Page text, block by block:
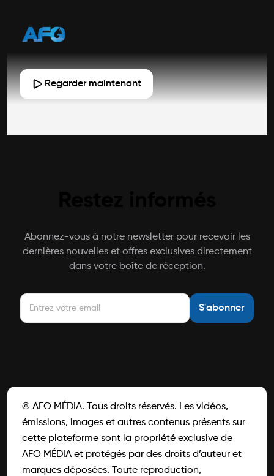
Regarder maintenant
Abonnez-vous à notre newsletter pour recevoir les
dernières nouvelles et offres exclusives directement
dans votre boîte de réception.
S'abonner
© AFO MÉDIA. Tous droits réservés. Les vidéos,
émissions, images et autres contenus présents sur
cette plateforme sont la propriété exclusive de
AFO MÉDIA et protégés par des droits d’auteur et
marques déposées. Toute reproduction,